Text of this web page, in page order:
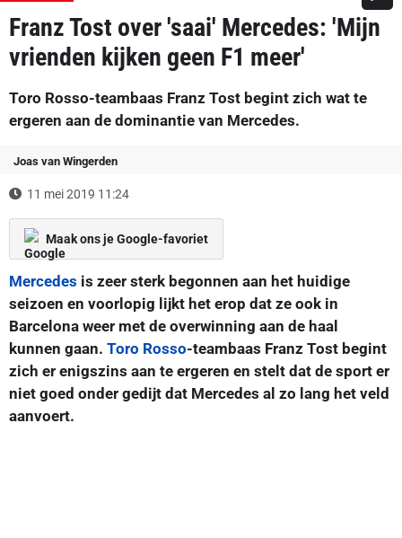
Franz Tost over 'saai' Mercedes: 'Mijn
vrienden kijken geen F1 meer'
Toro Rosso-teambaas Franz Tost begint zich wat te
ergeren aan de dominantie van Mercedes.
Joas van Wingerden
11 mei 2019 11:24
Maak ons je Google-favoriet
Mercedes is zeer sterk begonnen aan het huidige
seizoen en voorlopig lijkt het erop dat ze ook in
Barcelona weer met de overwinning aan de haal
kunnen gaan. Toro Rosso-teambaas Franz Tost begint
zich er enigszins aan te ergeren en stelt dat de sport er
niet goed onder gedijt dat Mercedes al zo lang het veld
aanvoert.